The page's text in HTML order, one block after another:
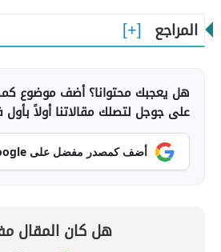
المراجع
هل يعجبك محتوانا؟ أضف موضوع
على جوجل لتصلك مقالاتنا أولاً بأول
أضف كمصدر مفضل على Google
هل كان المقال